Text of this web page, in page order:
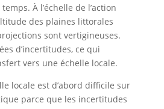
À l’échelle de l’action
des plaines littorales
sont vertigineuses.
d’incertitudes, ce qui
vers une échelle locale.
locale est d’abord difficile sur
parce que les incertitudes